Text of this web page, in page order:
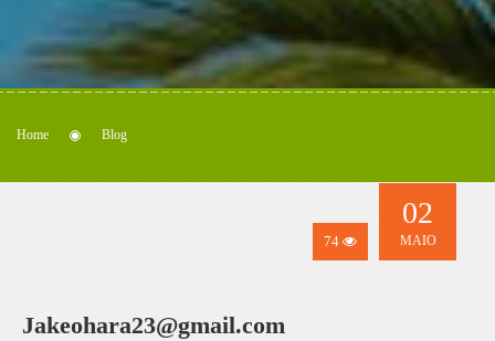
Home Blog
74
02
MAIO
Jakeohara23@gmail.com